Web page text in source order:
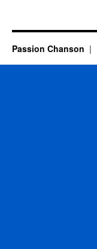
Passion Chanson